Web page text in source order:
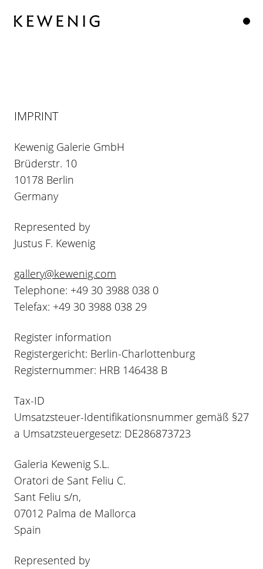
IMPRINT
Kewenig Galerie GmbH
Brüderstr. 10
10178 Berlin
Germany
Represented by
Justus F. Kewenig
gallery@kewenig.com
Telephone: +49 30 3988 038 0
Telefax: +49 30 3988 038 29
Register information
Registergericht: Berlin-Charlottenburg
Registernummer: HRB 146438 B
Tax-ID
Umsatzsteuer-Identifikationsnummer gemäß §27
a Umsatzsteuergesetz: DE286873723
Galeria Kewenig S.L.
Oratori de Sant Feliu C.
Sant Feliu s/n,
07012 Palma de Mallorca
Spain
Represented by